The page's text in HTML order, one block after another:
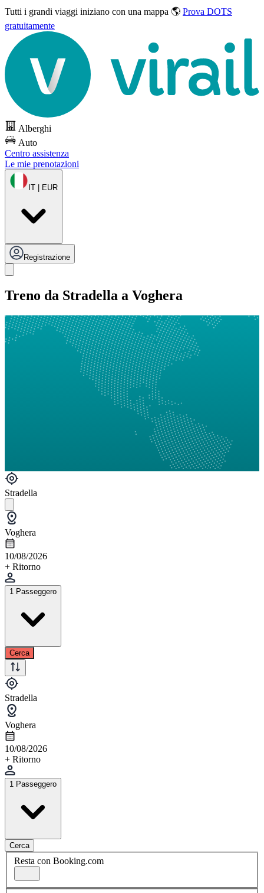
Tutti i grandi viaggi iniziano con una mappa 🌎 Prova DOTS
gratuitamente
Alberghi
Auto
Centro assistenza
Le mie prenotazioni
IT | EUR
Registrazione
Treno da Stradella a Voghera
Stradella
Voghera
10/08/2026
+ Ritorno
1 Passeggero
Cerca
Stradella
Voghera
10/08/2026
+ Ritorno
1 Passeggero
Cerca
Resta con Booking.com